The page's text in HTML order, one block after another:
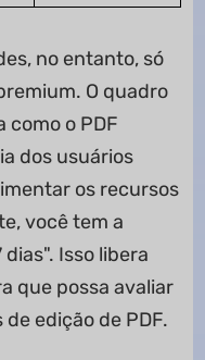
no entanto, só
O quadro
o PDF
dos usuários
os recursos
você tem a
Isso libera
que possa avaliar
edição de PDF.